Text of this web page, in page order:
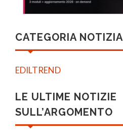
CATEGORIA NOTIZIA
EDILTREND
LE ULTIME NOTIZIE
SULL’ARGOMENTO